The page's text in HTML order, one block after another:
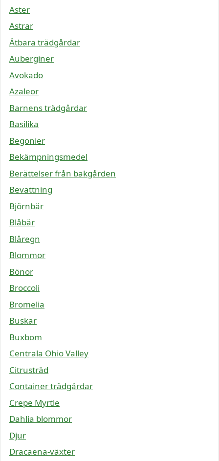
Aster
Astrar
Ätbara trädgårdar
Auberginer
Avokado
Azaleor
Barnens trädgårdar
Basilika
Begonier
Bekämpningsmedel
Berättelser från bakgården
Bevattning
Björnbär
Blåbär
Blåregn
Blommor
Bönor
Broccoli
Bromelia
Buskar
Buxbom
Centrala Ohio Valley
Citrusträd
Container trädgårdar
Crepe Myrtle
Dahlia blommor
Djur
Dracaena-växter